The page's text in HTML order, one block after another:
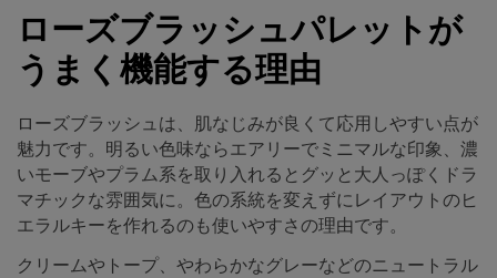
ローズブラッシュパレットが
うまく機能する理由
ローズブラッシュは、肌なじみが良くて応用しやすい点が
魅力です。明るい色味ならエアリーでミニマルな印象、濃
いモーブやプラム系を取り入れるとグッと大人っぽくドラ
マチックな雰囲気に。色の系統を変えずにレイアウトのヒ
エラルキーを作れるのも使いやすさの理由です。
クリームやトープ、やわらかなグレーなどのニュートラル